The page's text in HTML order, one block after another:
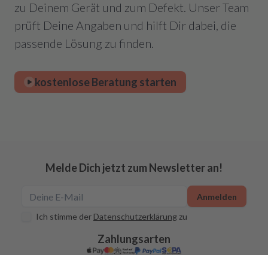
zu Deinem Gerät und zum Defekt. Unser Team
prüft Deine Angaben und hilft Dir dabei, die
passende Lösung zu finden.
kostenlose Beratung starten
Melde Dich jetzt zum Newsletter an!
Ich stimme der Datenschutzerklärung zu
Anmelden
Zahlungsarten